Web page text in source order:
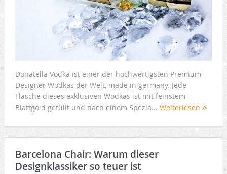
Donatella Vodka ist einer der hochwertigsten Premium
Designer Wodkas der Welt, made in germany. Jede
Flasche dieses exklusiven Wodkas ist mit feinstem
Blattgold gefüllt und nach einem Spezia... Weiterlesen
Barcelona Chair: Warum dieser
Designklassiker so teuer ist